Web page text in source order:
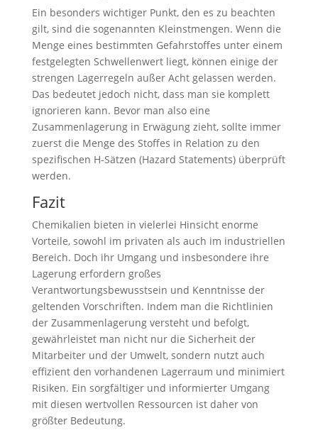
Ein besonders wichtiger Punkt, den es zu beachten
gilt, sind die sogenannten Kleinstmengen. Wenn die
Menge eines bestimmten Gefahrstoffes unter einem
festgelegten Schwellenwert liegt, können einige der
strengen Lagerregeln außer Acht gelassen werden.
Das bedeutet jedoch nicht, dass man sie komplett
ignorieren kann. Bevor man also eine
Zusammenlagerung in Erwägung zieht, sollte immer
zuerst die Menge des Stoffes in Relation zu den
spezifischen H-Sätzen (Hazard Statements) überprüft
werden.
Fazit
Chemikalien bieten in vielerlei Hinsicht enorme
Vorteile, sowohl im privaten als auch im industriellen
Bereich. Doch ihr Umgang und insbesondere ihre
Lagerung erfordern großes
Verantwortungsbewusstsein und Kenntnisse der
geltenden Vorschriften. Indem man die Richtlinien
der Zusammenlagerung versteht und befolgt,
gewährleistet man nicht nur die Sicherheit der
Mitarbeiter und der Umwelt, sondern nutzt auch
effizient den vorhandenen Lagerraum und minimiert
Risiken. Ein sorgfältiger und informierter Umgang
mit diesen wertvollen Ressourcen ist daher von
größter Bedeutung.